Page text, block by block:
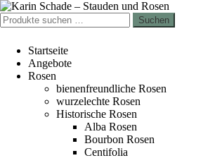
Zur
Navigation
springen
Zum
Inhalt
springen
Suchen
nach:
Suchen
Startseite
Angebote
Rosen
bienenfreundliche Rosen
wurzelechte Rosen
Historische Rosen
Alba Rosen
Bourbon Rosen
Centifolia